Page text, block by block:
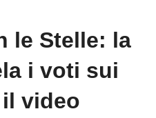
le Stelle: la
i voti sui
video